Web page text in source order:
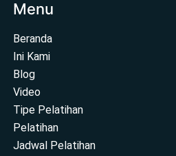
Menu
Beranda
Ini Kami
Blog
Video
Tipe Pelatihan
Pelatihan
Jadwal Pelatihan